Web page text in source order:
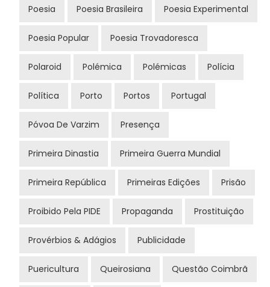
Poesia Poesia Brasileira Poesia Experimental
Poesia Popular Poesia Trovadoresca
Polaroid Polémica Polémicas Polícia
Política Porto Portos Portugal
Póvoa De Varzim Presença
Primeira Dinastia Primeira Guerra Mundial
Primeira República Primeiras Edições Prisão
Proibido Pela PIDE Propaganda Prostituição
Provérbios & Adágios Publicidade
Puericultura Queirosiana Questão Coimbrã